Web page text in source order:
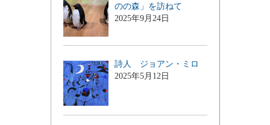
のの森」を訪ねて
2025年9月24日
詩人 ジョアン・ミロ
2025年5月12日